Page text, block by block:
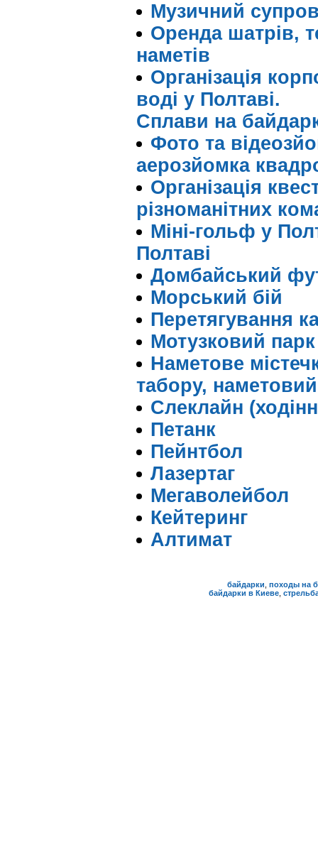
Музичний
Оренда шатрів,
наметів
Організація
воді у Полтаві.
Сплави на
Фото та
аерозйомка
Організація
різноманітних
Міні-гольф у
Полтаві
Домбайський
Морський бій
Перетягування
Мотузковий парк
Наметове
табору,
Слеклайн
Петанк
Пейнтбол
Лазертаг
Мегаволейбол
Кейтеринг
Алтимат
байдарки походы на
байдарки в Киеве,